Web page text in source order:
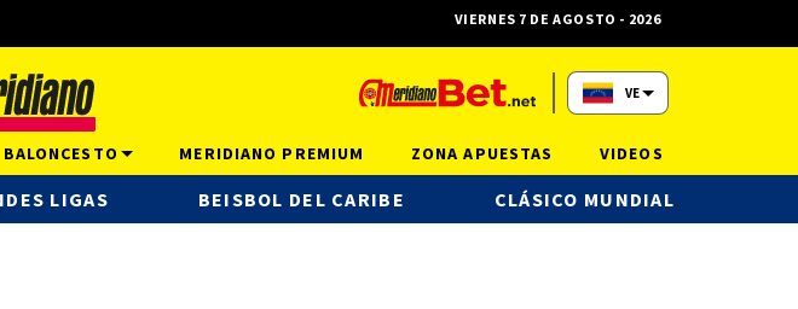
VIERNES 7 DE AGOSTO - 2026
VE
LIGAS BEISBOL DEL CARIBE CLÁSICO MUNDIAL
BALONCESTO MERIDIANO PREMIUM ZONA APUESTAS VIDEOS